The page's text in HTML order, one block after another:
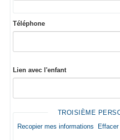
Téléphone
Lien avec l'enfant
TROISIÈME
Recopier mes informations
Effacer